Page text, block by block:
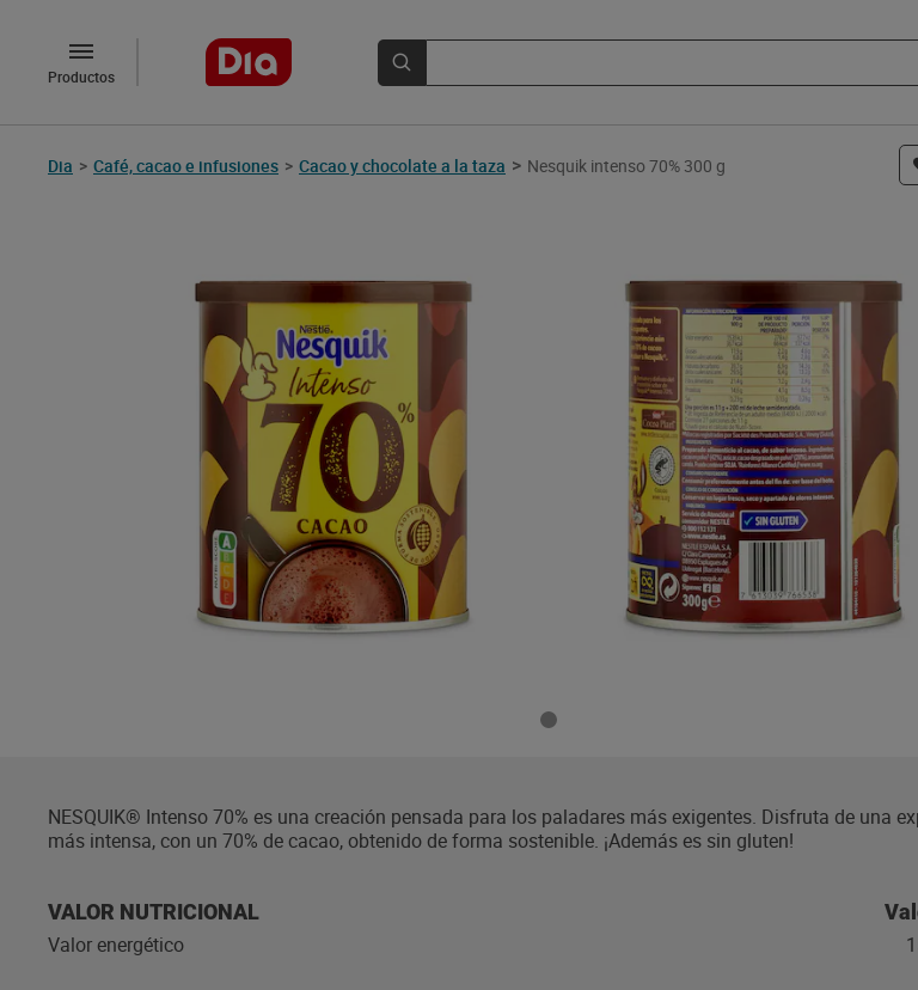
Productos
Dia > Café, cacao e infusiones > Cacao y chocolate a la taza > Nesquik intenso 70% 300 g
NESQUIK® Intenso 70% es una creación pensada para los paladares más exigentes. Disfruta de una
más intensa, con un 70% de cacao, obtenido de forma sostenible. ¡Además es sin gluten!
VALOR NUTRICIONAL
Valor energético